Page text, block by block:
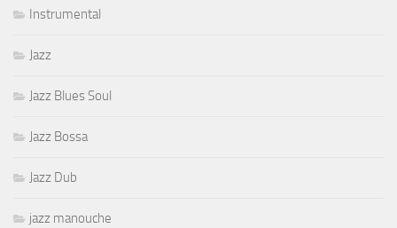
Instrumental
Jazz
Jazz Blues Soul
Jazz Bossa
Jazz Dub
jazz manouche